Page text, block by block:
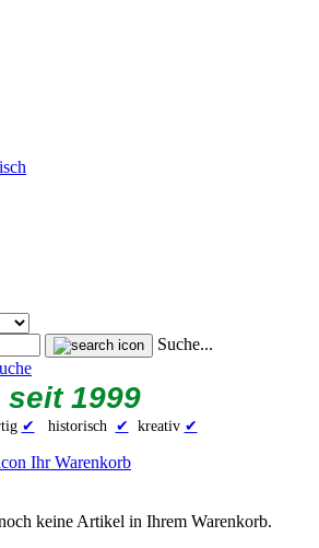
Suche...
seit 1999
✔ historisch ✔ kreativ ✔
Ihr Warenkorb
keine Artikel in Ihrem Warenkorb.